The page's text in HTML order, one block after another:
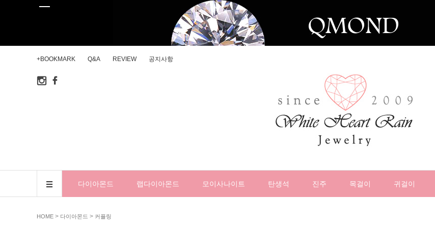
+BOOKMARK Q&A REVIEW 공지사항
다이아몬드 랩다이아몬드 모이사나이트 탄생석 진주 목걸이 귀걸이
HOME > 다이아몬드 > 커플링